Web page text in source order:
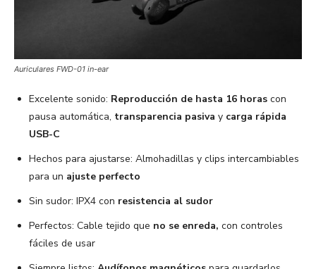
Auriculares FWD-01 in-ear
Excelente sonido: Reproducción de hasta 16 horas con
pausa automática, transparencia pasiva y carga rápida
USB-C
Hechos para ajustarse: Almohadillas y clips intercambiables
para un ajuste perfecto
Sin sudor: IPX4 con resistencia al sudor
Perfectos: Cable tejido que no se enreda, con controles
fáciles de usar